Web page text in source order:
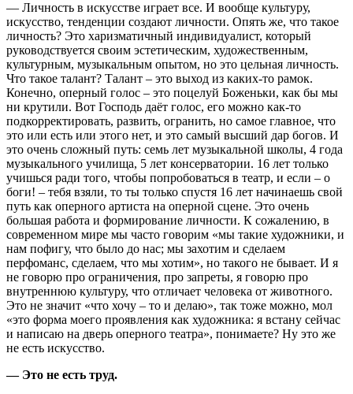
— Личность в искусстве играет все. И вообще культуру,
искусство, тенденции создают личности. Опять же, что такое
личность? Это харизматичный индивидуалист, который
руководствуется своим эстетическим, художественным,
культурным, музыкальным опытом, но это цельная личность.
Что такое талант? Талант – это выход из каких-то рамок.
Конечно, оперный голос – это поцелуй Боженьки, как бы мы
ни крутили. Вот Господь даёт голос, его можно как-то
подкорректировать, развить, огранить, но самое главное, что
это или есть или этого нет, и это самый высший дар богов. И
это очень сложный путь: семь лет музыкальной школы, 4 года
музыкального училища, 5 лет консерватории. 16 лет только
учишься ради того, чтобы попробоваться в театр, и если – о
боги! – тебя взяли, то ты только спустя 16 лет начинаешь свой
путь как оперного артиста на оперной сцене. Это очень
большая работа и формирование личности. К сожалению, в
современном мире мы часто говорим «мы такие художники, и
нам пофигу, что было до нас; мы захотим и сделаем
перфоманс, сделаем, что мы хотим», но такого не бывает. И я
не говорю про ограничения, про запреты, я говорю про
внутреннюю культуру, что отличает человека от животного.
Это не значит «что хочу – то и делаю», так тоже можно, мол
«это форма моего проявления как художника: я встану сейчас
и написаю на дверь оперного театра», понимаете? Ну это же
не есть искусство.
— Это не есть труд.